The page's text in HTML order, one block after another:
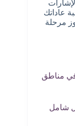
عاداتك
مرحلة
في مناطق
شامل